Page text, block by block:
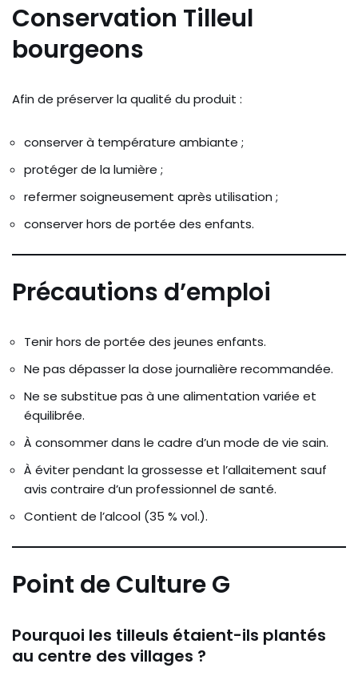
Conservation Tilleul
bourgeons
Afin de préserver la qualité du produit :
conserver à température ambiante ;
protéger de la lumière ;
refermer soigneusement après utilisation ;
conserver hors de portée des enfants.
Précautions d’emploi
Tenir hors de portée des jeunes enfants.
Ne pas dépasser la dose journalière recommandée.
Ne se substitue pas à une alimentation variée et
équilibrée.
À consommer dans le cadre d’un mode de vie sain.
À éviter pendant la grossesse et l’allaitement sauf
avis contraire d’un professionnel de santé.
Contient de l’alcool (35 % vol.).
Point de Culture G
Pourquoi les tilleuls étaient-ils plantés
au centre des villages ?